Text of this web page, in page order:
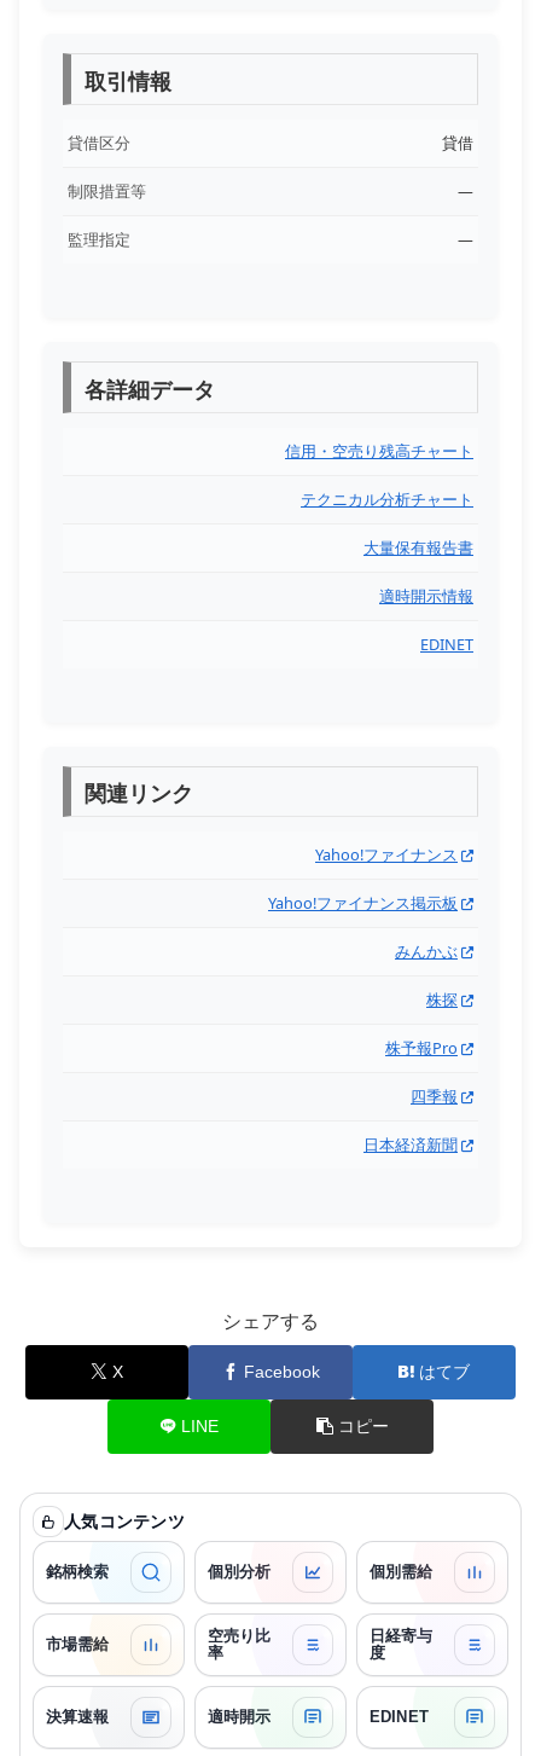
取引情報
貸借区分 貸借
制限措置等 ―
監理指定 ―
各詳細データ
信用・空売り残高チャート
テクニカル分析チャート
大量保有報告書
適時開示情報
EDINET
関連リンク
Yahoo!ファイナンス
Yahoo!ファイナンス掲示板
みんかぶ
株探
株予報Pro
四季報
日本経済新聞
シェアする
X Facebook はてブ
LINE コピー
人気コンテンツ
銘柄検索 個別分析 個別需給
市場需給
空売り比
率
日経寄与
度
決算速報 適時開示 EDINET